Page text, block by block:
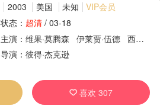
2003 美国 未知
VIP会员
状态： 超清/ 03-18
主演： 维果·莫腾森 伊莱贾·伍德
西恩·奥斯汀
导演： 彼得·杰克逊
 喜欢307